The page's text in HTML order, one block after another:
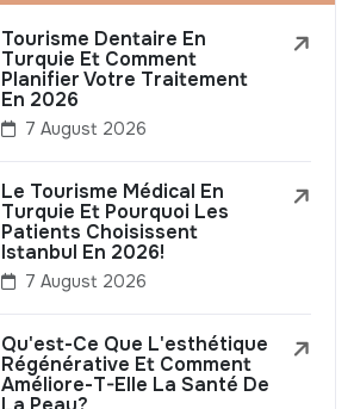
Tourisme Dentaire En
Turquie Et Comment
Planifier Votre Traitement
En 2026
7 August 2026
Le Tourisme Médical En
Turquie Et Pourquoi Les
Patients Choisissent
Istanbul En 2026!
7 August 2026
Qu'est-Ce Que L'esthétique
Régénérative Et Comment
Améliore-T-Elle La Santé De